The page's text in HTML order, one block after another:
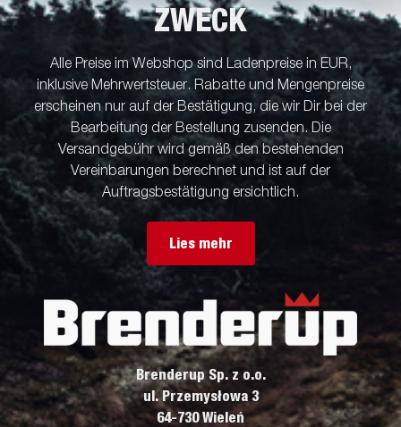
ZWECK
Alle Preise im Webshop sind Ladenpreise in EUR,
inklusive Mehrwertsteuer. Rabatte und Mengenpreise
erscheinen nur auf der Bestätigung, die wir Dir bei der
Bearbeitung der Bestellung zusenden. Die
Versandgebühr wird gemäß den bestehenden
Vereinbarungen berechnet und ist auf der
Auftragsbestätigung ersichtlich.
Lies mehr
Brenderup Sp. z o.o.
ul. Przemysłowa 3
64-730 Wieleń